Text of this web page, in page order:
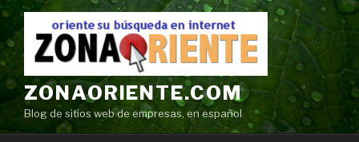
Ir
contenido
ZONAORIENTE.COM
Blog de sitios web de empresas, en español